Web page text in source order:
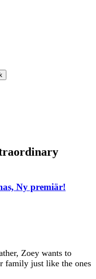
Ny premiär!
Zoey wants to
family just like the ones